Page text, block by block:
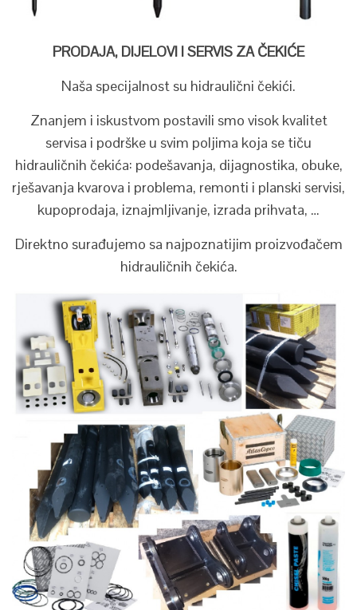
PRODAJA, DIJELOVI I SERVIS ZA ČEKIĆE
Naša specijalnost su hidraulični čekići.
Znanjem i iskustvom postavili smo visok kvalitet
servisa i podrške u svim poljima koja se tiču
hidrauličnih čekića: podešavanja, dijagnostika, obuke,
rješavanja kvarova i problema, remonti i planski servisi,
kupoprodaja, iznajmljivanje, izrada prihvata, …
Direktno surađujemo sa najpoznatijim proizvođačem
hidrauličnih čekića.